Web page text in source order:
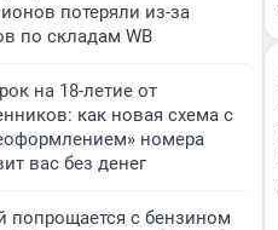
потеряли из-за
по складам WB
на 18-летие от
как новая схема с
номера
вас без денег
попрощается с бензином